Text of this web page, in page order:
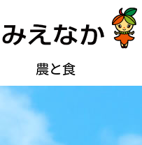
農と食
ご案内
どの購入
る（JAバンク）
ご相談
相談